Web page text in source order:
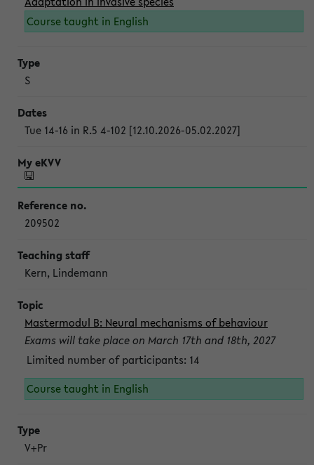
Course taught in English
S
Tue 14-16 in R.5 4-102 [12.10.2026-05.02.2027]
209502
Kern, Lindemann
Mastermodul B: Neural mechanisms of behaviour
Exams will take place on March 17th and 18th, 2027
Limited number of participants: 14
Course taught in English
V+Pr